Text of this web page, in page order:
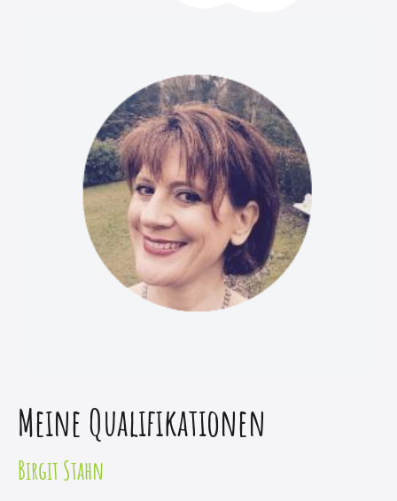
Meine Qualifikationen
Birgit Stahn